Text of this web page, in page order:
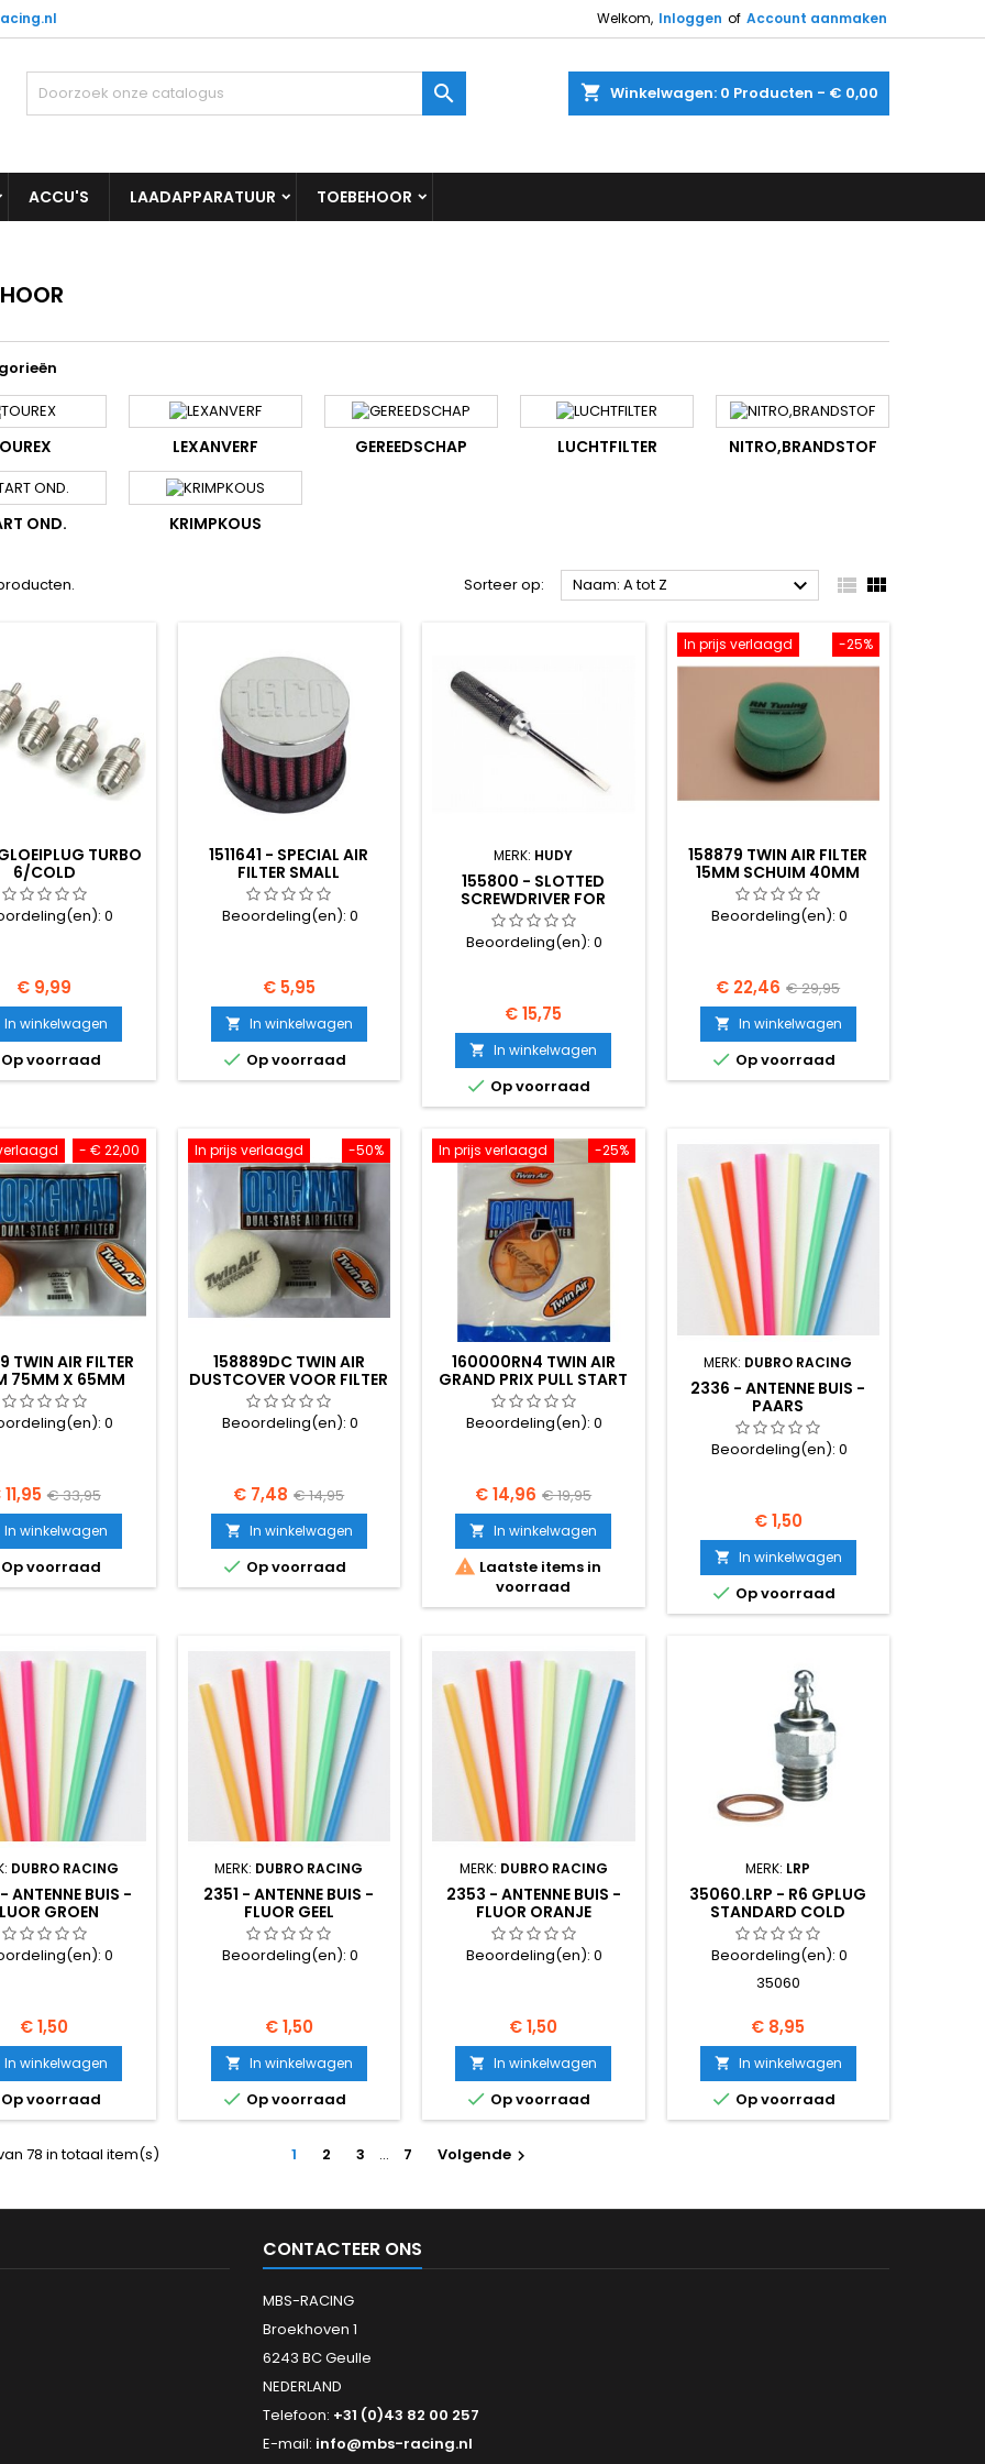
Welkom, Inloggen of Account aanmaken
shopping_cart Winkelwagen: 0 Producten - € 0,00

ACCU'S LAADAPPARATUUR TOEBEHOOR
LEXANVERF GEREEDSCHAP LUCHTFILTER NITRO,BRANDSTOF
OND. KRIMPKOUS
Sorteer op: Naam: A tot Z   
TURBO
6/COLD
0
Prijs
€ 9,99
In winkelwagen
Op voorraad
1511641 - SPECIAL AIR
FILTER SMALL
Beoordeling(en): 0
Prijs
€ 5,95
 In winkelwagen
 Op voorraad
MERK: HUDY
155800 - SLOTTED
SCREWDRIVER FOR
ENGINE HEAD SPC
Beoordeling(en):0
Prijs
€ 15,75
 In winkelwagen
 Op voorraad
-25%
In prijs verlaagd
158879 TWIN AIR FILTER
15MM SCHUIM 40MM
RUBBER.
Beoordeling(en): 0
Prijs
€ 22,46 Normale
prijs
€ 29,95
 In winkelwagen
 Op voorraad
- € 22,00
TWIN AIR FILTER
75MM X 65MM
0
Normale
prijs
€ 33,95
In winkelwagen
Op voorraad
-50%
In prijs verlaagd
158889DC TWIN AIR
DUSTCOVER VOOR FILTER
158889
Beoordeling(en): 0
Prijs
€ 7,48 Normale
prijs
€ 14,95
 In winkelwagen
 Op voorraad
-25%
In prijs verlaagd
160000RN4 TWIN AIR
GRAND PRIX PULL START
COVER.
Beoordeling(en):0
Prijs
€ 14,96 Normale
prijs
€ 19,95
 In winkelwagen
 Laatste items in
voorraad
MERK: DUBRO RACING
2336 - ANTENNE BUIS -
PAARS
Beoordeling(en): 0
Prijs
€ 1,50
 In winkelwagen
 Op voorraad
DUBRO RACING
ANTENNE BUIS -
GROEN
0
Prijs
€ 1,50
In winkelwagen
Op voorraad
MERK: DUBRO RACING
2351 - ANTENNE BUIS -
FLUOR GEEL
Beoordeling(en): 0
Prijs
€ 1,50
 In winkelwagen
 Op voorraad
MERK: DUBRO RACING
2353 - ANTENNE BUIS -
FLUOR ORANJE
Beoordeling(en):0
Prijs
€ 1,50
 In winkelwagen
 Op voorraad
MERK: LRP
35060.LRP - R6 GPLUG
STANDARD COLD
Beoordeling(en): 0
35060
Prijs
€ 8,95
 In winkelwagen
 Op voorraad
78 in totaal item(s) 1 2 3 … 7 Volgende 
CONTACTEER ONS
MBS-RACING
Broekhoven 1
6243 BC Geulle
NEDERLAND
Telefoon: +31 (0)43 82 00 257
E-mail: info@mbs-racing.nl